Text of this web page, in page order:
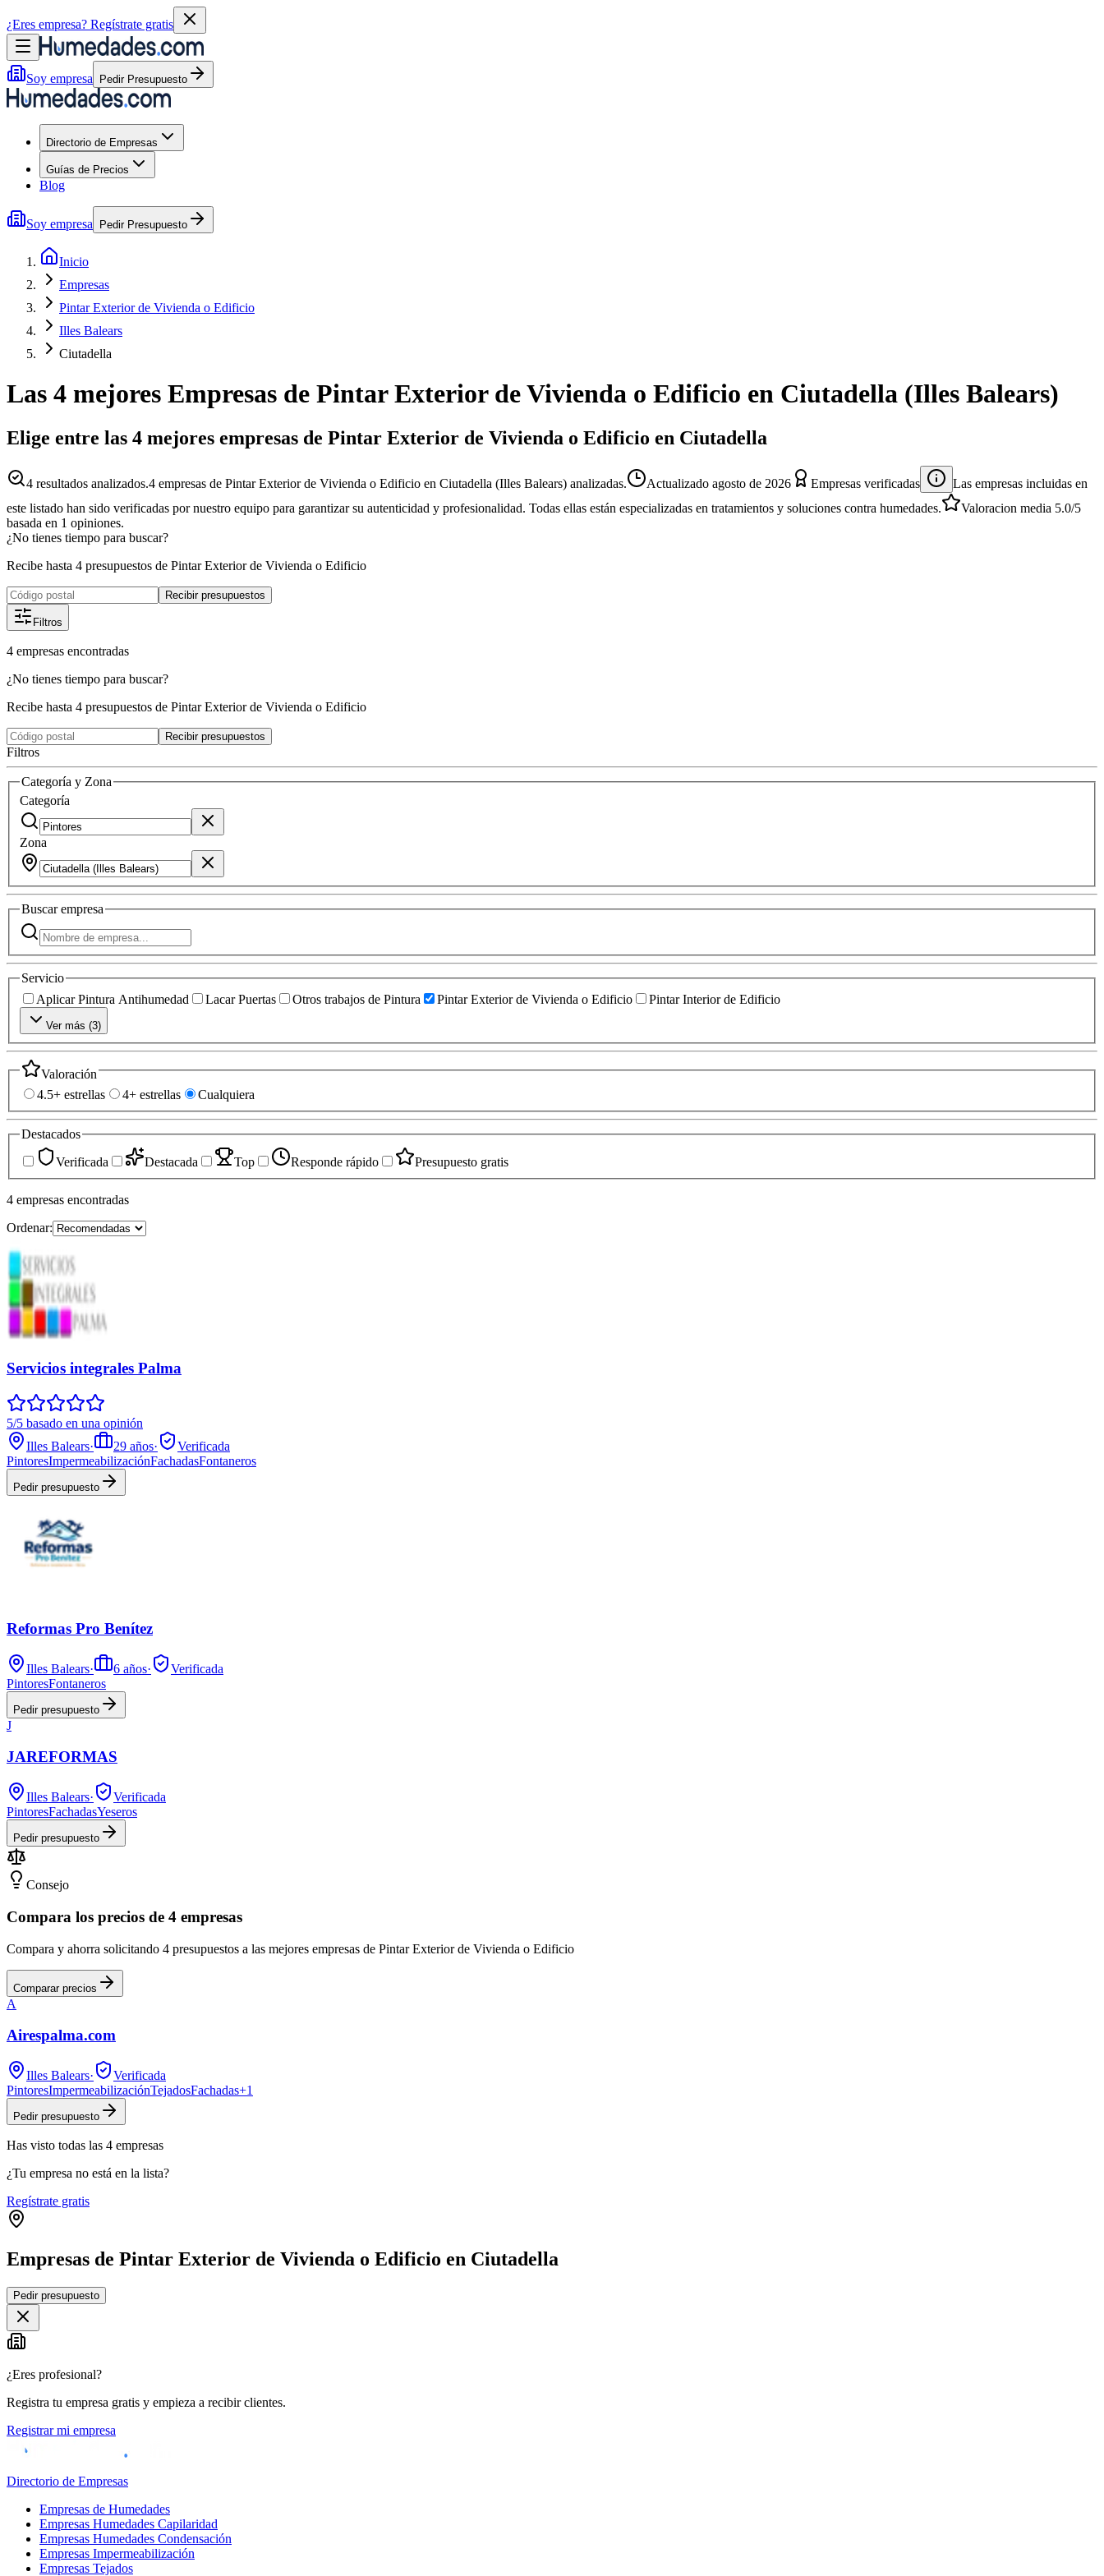
¿Eres empresa? Regístrate gratis
Soy empresa Pedir Presupuesto
Directorio de Empresas
Guías de Precios
Blog
Soy empresa Pedir Presupuesto
Inicio
Empresas
Pintar Exterior de Vivienda o Edificio
Illes Balears
Ciutadella
Las 4 mejores Empresas de Pintar Exterior de Vivienda o Edificio en Ciutadella (Illes Balears)
Elige entre las 4 mejores empresas de Pintar Exterior de Vivienda o Edificio en Ciutadella
4 resultados analizados.4 empresas de Pintar Exterior de Vivienda o Edificio en Ciutadella (Illes Balears) analizadas. Actualizado agosto de 2026 Empresas verificadas
Las empresas incluidas en
este listado han sido verificadas por nuestro equipo para garantizar su autenticidad y profesionalidad. Todas ellas están especializadas en tratamientos y soluciones contra humedades.
Valoracion media 5.0/5
basada en 1 opiniones.
¿No tienes tiempo para buscar?
Recibe hasta 4 presupuestos de Pintar Exterior de Vivienda o Edificio
Recibir presupuestos
Filtros
4 empresas encontradas
¿No tienes tiempo para buscar?
Recibe hasta 4 presupuestos de Pintar Exterior de Vivienda o Edificio
Recibir presupuestos
Filtros
Categoría y Zona
Categoría
Zona
Buscarempresa
Servicio
Aplicar Pintura Antihumedad
Lacar Puertas Otros trabajos de Pintura Pintar Exterior de Vivienda o Edificio Pintar Interior de Edificio
Ver más (3)
Valoración
4.5+ estrellas
4+ estrellas Cualquiera
Destacados
Verificada
Destacada Top Responde rápido Presupuesto gratis
4 empresas encontradas
Ordenar:
Servicios integrales Palma
5/5 basado en una opinión
Illes Balears· 29 años·
Verificada
PintoresImpermeabilizaciónFachadasFontaneros
Pedir presupuesto
Reformas Pro Benítez
Illes Balears· 6 años·
Verificada
PintoresFontaneros
Pedir presupuesto
J
JAREFORMAS
Illes Balears·
Verificada
PintoresFachadasYeseros
Pedir presupuesto
Consejo
Compara los precios de 4 empresas
Compara y ahorra solicitando 4 presupuestos a las mejores empresas de Pintar Exterior de Vivienda o Edificio
Comparar precios
A
Airespalma.com
Illes Balears·
Verificada
PintoresImpermeabilizaciónTejadosFachadas+1
Pedir presupuesto
Has visto todas las 4 empresas
¿Tu empresa no está en la lista?
Regístrate gratis
Empresas de Pintar Exterior de Vivienda o Edificio en Ciutadella
+
−
Pedir presupuesto
¿Eres profesional?
Registra tu empresa gratis y empieza a recibir clientes.
Registrar mi empresa
Directorio de Empresas
Empresas de Humedades
Empresas Humedades Capilaridad
Empresas Humedades Condensación
Empresas Impermeabilización
Empresas Tejados